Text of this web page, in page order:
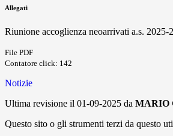
Allegati
Riunione accoglienza neoarrivati a.s. 2025-
File PDF
Contatore click: 142
Notizie
Ultima revisione il 01-09-2025 da MARIO
Questo sito o gli strumenti terzi da questo